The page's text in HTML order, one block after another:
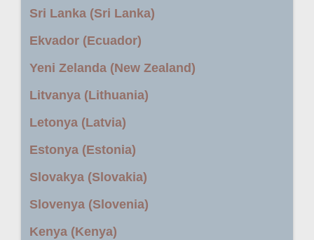
Sri Lanka (Sri Lanka)
Ekvador (Ecuador)
Yeni Zelanda (New Zealand)
Litvanya (Lithuania)
Letonya (Latvia)
Estonya (Estonia)
Slovakya (Slovakia)
Slovenya (Slovenia)
Kenya (Kenya)